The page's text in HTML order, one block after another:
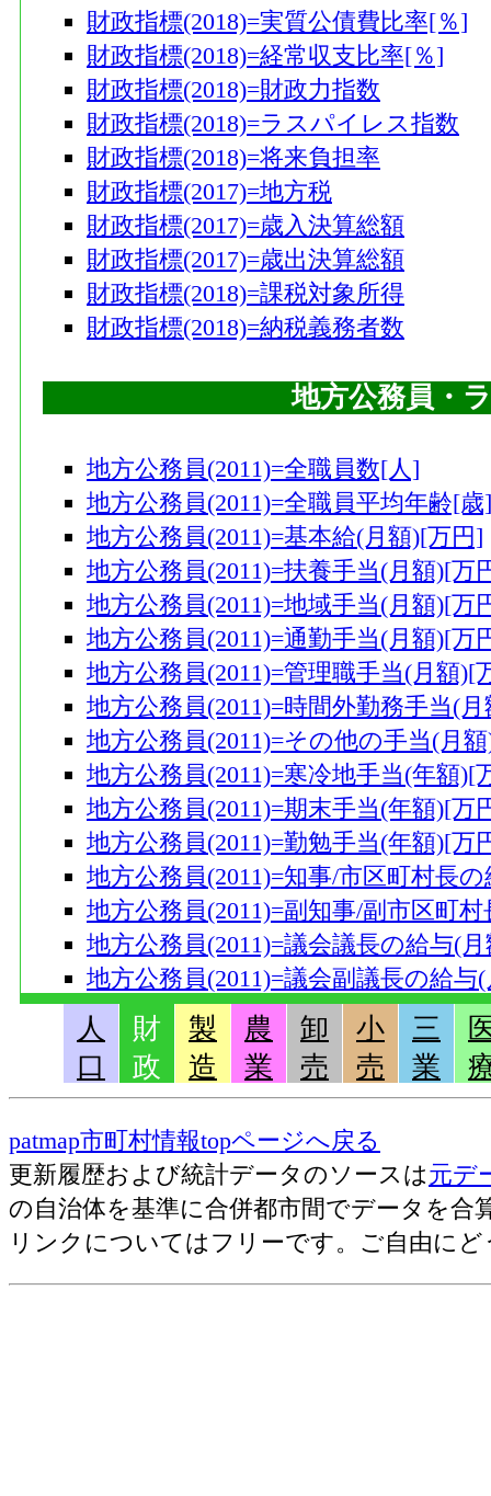
財政指標(2018)=実質公債費比率[％]
財政指標(2018)=経常収支比率[％]
財政指標(2018)=財政力指数
財政指標(2018)=ラスパイレス指数
財政指標(2018)=将来負担率
財政指標(2017)=地方税
財政指標(2017)=歳入決算総額
財政指標(2017)=歳出決算総額
財政指標(2018)=課税対象所得
財政指標(2018)=納税義務者数
地方公務員・
地方公務員(2011)=全職員数[人]
地方公務員(2011)=全職員平均年齢[歳]
地方公務員(2011)=基本給(月額)[万円]
地方公務員(2011)=扶養手当(月額)[万
地方公務員(2011)=地域手当(月額)[万
地方公務員(2011)=通勤手当(月額)[万
地方公務員(2011)=管理職手当(月額)[
地方公務員(2011)=時間外勤務手当(
地方公務員(2011)=その他の手当(月
地方公務員(2011)=寒冷地手当(年額)[
地方公務員(2011)=期末手当(年額)[万
地方公務員(2011)=勤勉手当(年額)[万
地方公務員(2011)=知事/市区町村長
地方公務員(2011)=副知事/副市区町
地方公務員(2011)=議会議長の給与(
地方公務員(2011)=議会副議長の給与
地方公務員(2011)=議会議員の給与(
地方公務員(2011)=教育長の給与(月
地方公務員(2011)=年収[万円]
地方公務員(2011)=一万人あたりの職
地方公務員(2011)=一人あたりの人
古いラン
人
口
財
政
製
造
農
業
卸
売
小
売
三
業
patmap市町村情報topページへ戻る
更新履歴および統計データのソースは元デ
の自治体を基準に合併都市間でデータを合
リンクについてはフリーです。ご自由にど